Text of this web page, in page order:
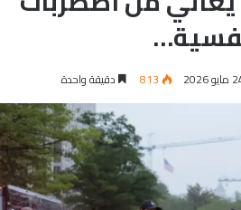
2026
813 دقيقة واحدة